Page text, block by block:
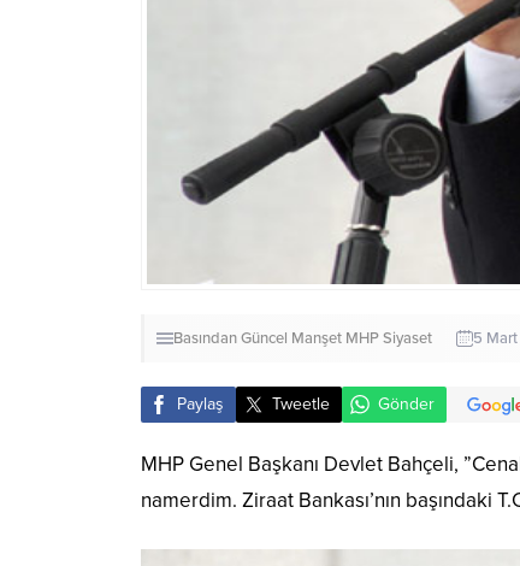
BasındanGüncel Manşet MHPSiyaset 5 Mart
Paylaş Tweetle Gönder
MHP Genel Başkanı Devlet Bahçeli,
namerdim. Ziraat Bankası’nın başındaki